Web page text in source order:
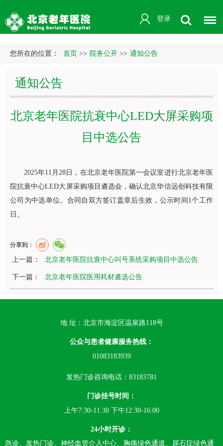
登录
您所在的位置： 首页 >> 院务公开 >> 通知公告
通知公告
北京老年医院抗衰中心LED大屏采购项
目中选公告
2025年11月28日，在北京老年医院第一会议室进行北京老年医
院抗衰中心LED大屏采购项目遴选会，确认北京华信远创科技有限
公司为中选单位。合同自双方签订盖章后生效，公示时间1个工作
日。
分享到：
上一篇： 北京老年医院抗衰中心叫号系统采购项目中选公告
下一篇： 北京老年医院医用耗材遴选公告
地 址：北京市海淀区温泉路118号
公众与患者健康服务热线：
01083183939
发热门诊咨询电话：83183781
门诊挂号时间：
上午7:30-11:30 下午12:30-16:00
24小时开诊：
急诊、发热门诊、神经血管介入中心、胸痛绿色通道、尿石症绿色通